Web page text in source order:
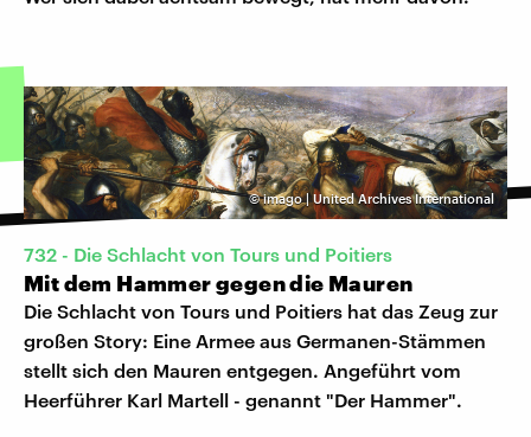
©imago | United Archives International
732 - Die Schlacht von Tours und Poitiers
Mit dem Hammer gegen die Mauren
Die Schlacht von Tours und Poitiers hat das Zeug zur
großen Story: Eine Armee aus Germanen-Stämmen
stellt sich den Mauren entgegen. Angeführt vom
Heerführer Karl Martell - genannt "Der Hammer".